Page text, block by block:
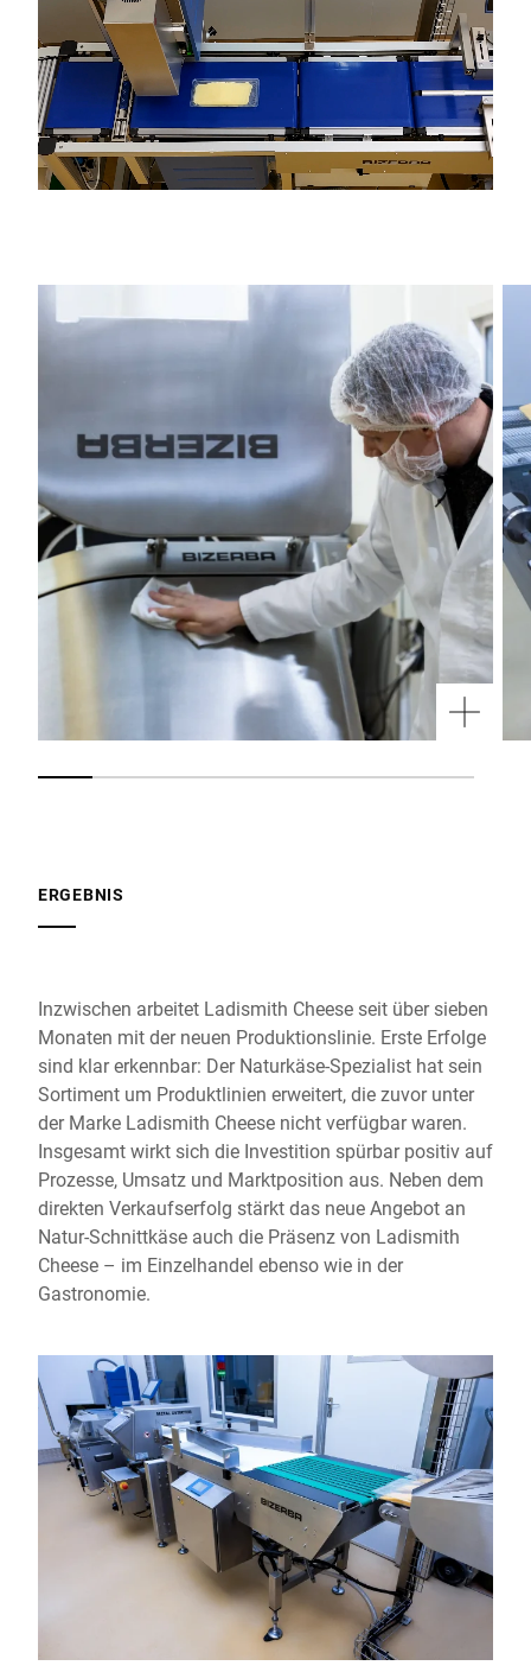
ERGEBNIS
Inzwischen arbeitet Ladismith Cheese seit über sieben
Monaten mit der neuen Produktionslinie. Erste Erfolge
sind klar erkennbar: Der Naturkäse-Spezialist hat sein
Sortiment um Produktlinien erweitert, die zuvor unter
der Marke Ladismith Cheese nicht verfügbar waren.
Insgesamt wirkt sich die Investition spürbar positiv auf
Prozesse, Umsatz und Marktposition aus. Neben dem
direkten Verkaufserfolg stärkt das neue Angebot an
Natur-Schnittkäse auch die Präsenz von Ladismith
Cheese – im Einzelhandel ebenso wie in der
Gastronomie.